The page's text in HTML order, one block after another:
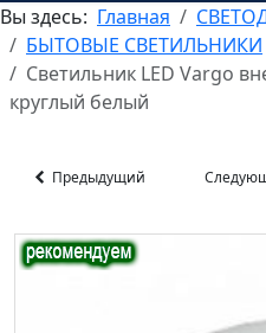
Вы здесь: Главная
БЫТОВЫЕ СВЕТИЛЬНИКИ
Светильник LED Vargo
круглый белый
Предыдущий